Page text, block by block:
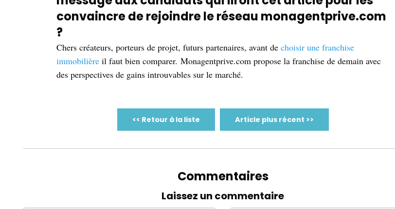
convaincre de rejoindre le réseau monagentprive.com
?
Chers créateurs, porteurs de projet, futurs partenaires, avant dechoisir une franchise
immobilière il faut bien comparer. Monagentprive.com propose la franchise de demain avec
des perspectives de gains introuvables sur le marché.
<< Retour à la liste Article plus récent >>
Commentaires
Laissez un commentaire